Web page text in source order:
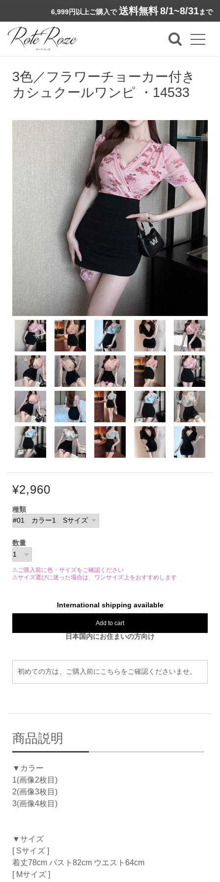
6,999円以上ご購入で 送料無料8/1~8/31まで
3色／フラワーチョーカー付き
カシュクールワンピ ・14533
¥2,960
種類
数量
⚠ご購入前に色・サイズをご確認ください
⚠サイズ選びに迷った場合は、ワンサイズ上をおすすめします
International shipping available
Add to cart
日本国内にお住まいの方向け
初めての方は、ご購入前にこちらをご確認くださいませ。
商品説明
▼カラー
1(画像2枚目)
2(画像3枚目)
3(画像4枚目)
▼サイズ
[ Sサイズ ]
着丈78cm バスト82cm ウエスト64cm
[ Mサイズ ]